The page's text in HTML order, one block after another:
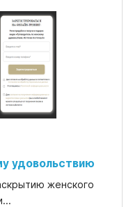
удовольствию
женского